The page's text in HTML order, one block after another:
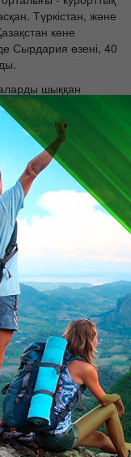
Түркістан, және
көне
Сырдария өзені, 40
шыққан
Байланысты
орган туралы жан-
асқазан-ішек
ықпал кезде.
қамтамасыз етуге
«Арыс»
Олардың ішінде:
фито барр
«Арыс» Егер сіз
болады
үстел теннисі,
концерттер
Арыстан баб
Оңтүстік-
(турлар)
үшін. Сондай-ақ,